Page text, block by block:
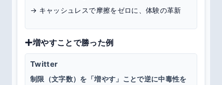
→ キャッシュレスで摩擦をゼロに、体験の革新
増やすことで勝った例
Twitter
制限（文字数）を「増やす」ことで逆に中毒性を